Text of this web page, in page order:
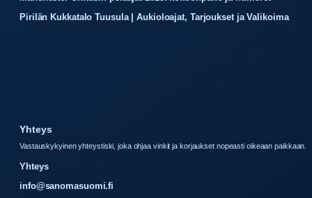
Pirilän Kukkatalo Tuusula | Aukioloajat, Tarjoukset ja Valikoima
Yhteys
Vastauskykyinen yhteystiski, joka ohjaa vinkit ja korjaukset nopeasti oikeaan paikkaan.
Yhteys
info@sanomasuomi.fi